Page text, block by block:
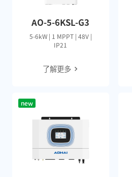
AO-5-6KSL-G3
5-6kW | 1 MPPT | 48V |
IP21
了解更多
new